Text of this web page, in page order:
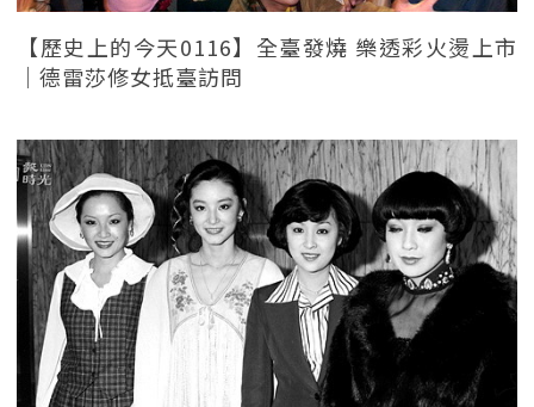
【歷史上的今天0116】全臺發燒 樂透彩火燙上市
｜德雷莎修女抵臺訪問